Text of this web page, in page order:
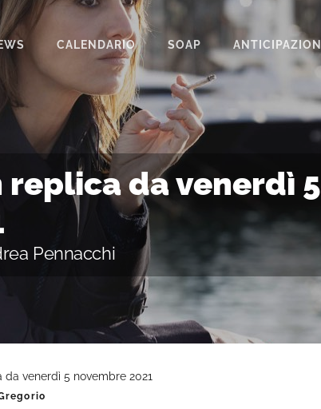
CALENDARIO SOAP
BEAUTIFUL
IL PARADISO DELLE SIGNORE
LA PROMESSA
SEGRETI DI FAMIGLIA
TEMPESTA D’AMORE
UN POSTO AL SOLE
ANTICIPAZIONI
replica da venerdì 5
Pennacchi
da venerdì 5 novembre 2021